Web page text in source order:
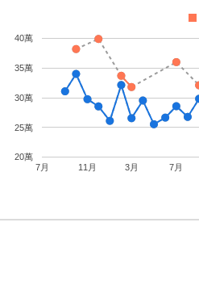
7月 11月 3月 7月
20萬
25萬
30萬
35萬
40萬